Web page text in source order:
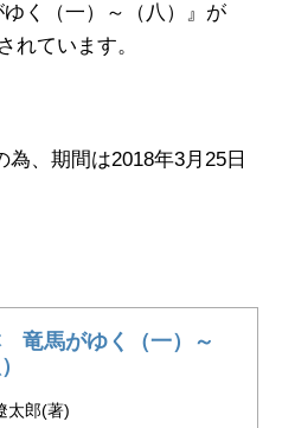
く（一）～（八）』が
れています。
、期間は2018年3月25日
竜馬がゆく（一）～
太郎(著)